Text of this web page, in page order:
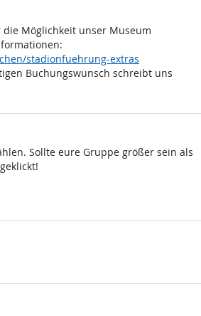
Möglichkeit unser Museum
stadionfuehrung-extras
Buchungswunsch schreibt uns
Sollte eure Gruppe größer sein als